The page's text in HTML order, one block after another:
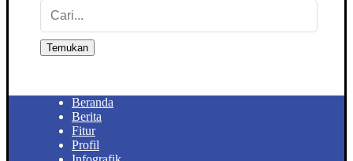
Temukan
Beranda
Berita
Fitur
Profil